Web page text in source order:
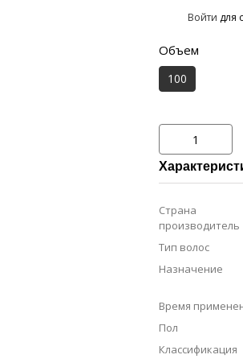
Войти для
Объем
100
Страна
производитель
Тип волос
Назначение
Время
Пол
Классификация